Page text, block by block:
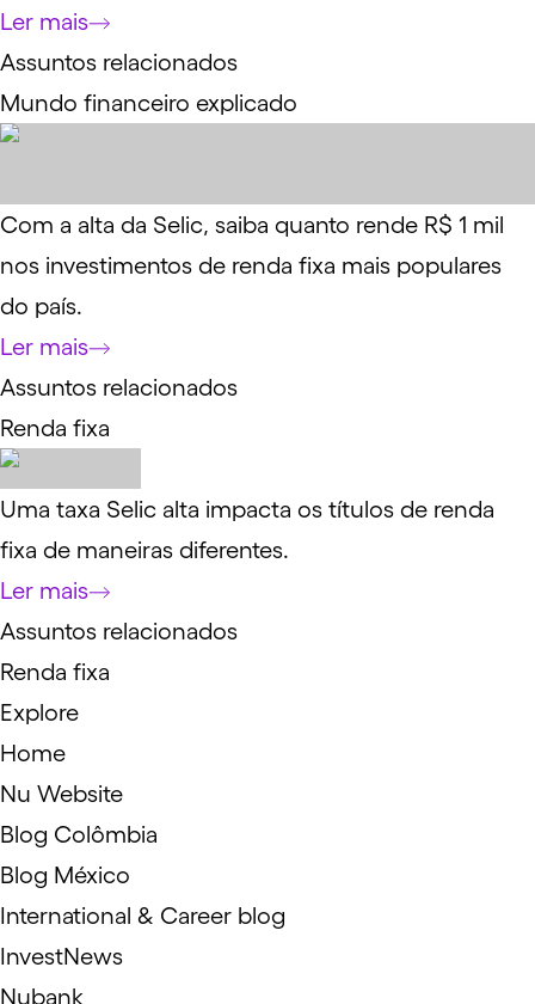
Ler mais
Assuntos relacionados
Mundo financeiro explicado
Com a alta da Selic, saiba quanto rende R$ 1 mil
nos investimentos de renda fixa mais populares
do país.
Ler mais
Assuntos relacionados
Renda fixa
Uma taxa Selic alta impacta os títulos de renda
fixa de maneiras diferentes.
Ler mais
Assuntos relacionados
Renda fixa
Explore
Home
Nu Website
Blog Colômbia
Blog México
International & Career blog
InvestNews
Nubank